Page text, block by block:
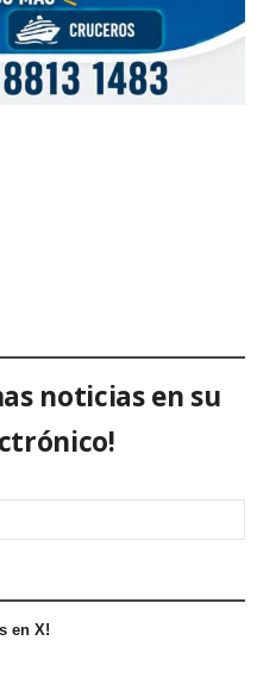
noticias en su
en X!